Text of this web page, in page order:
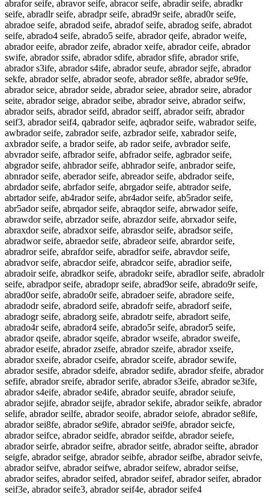
abrafor seife, abravor seife, abracor seife, abradir seife, abradkr
seife, abradlr seife, abradpr seife, abrad9r seife, abrad0r seife,
abradoe seife, abradod seife, abradof seife, abradog seife, abradot
seife, abrado4 seife, abrado5 seife, abrador qeife, abrador weife,
abrador eeife, abrador zeife, abrador xeife, abrador ceife, abrador
swife, abrador ssife, abrador sdife, abrador sfife, abrador srife,
abrador s3ife, abrador s4ife, abrador seufe, abrador sejfe, abrador
sekfe, abrador selfe, abrador seofe, abrador se8fe, abrador se9fe,
abrador seice, abrador seide, abrador seiee, abrador seire, abrador
seite, abrador seige, abrador seibe, abrador seive, abrador seifw,
abrador seifs, abrador seifd, abrador seiff, abrador seifr, abrador
seif3, abrador seif4, qabrador seife, aqbrador seife, wabrador seife,
awbrador seife, zabrador seife, azbrador seife, xabrador seife,
axbrador seife, a brador seife, ab rador seife, avbrador seife,
abvrador seife, afbrador seife, abfrador seife, agbrador seife,
abgrador seife, ahbrador seife, abhrador seife, anbrador seife,
abnrador seife, aberador seife, abreador seife, abdrador seife,
abrdador seife, abrfador seife, abrgador seife, abtrador seife,
abrtador seife, ab4rador seife, abr4ador seife, ab5rador seife,
abr5ador seife, abrqador seife, abraqdor seife, abrwador seife,
abrawdor seife, abrzador seife, abrazdor seife, abrxador seife,
abraxdor seife, abradxor seife, abrasdor seife, abradsor seife,
abradwor seife, abraedor seife, abradeor seife, abrardor seife,
abradror seife, abrafdor seife, abradfor seife, abravdor seife,
abradvor seife, abracdor seife, abradcor seife, abradior seife,
abradoir seife, abradkor seife, abradokr seife, abradlor seife, abradolr
seife, abradpor seife, abradopr seife, abrad9or seife, abrado9r seife,
abrad0or seife, abrado0r seife, abradoer seife, abradore seife,
abradodr seife, abradord seife, abradofr seife, abradorf seife,
abradogr seife, abradorg seife, abradotr seife, abradort seife,
abrado4r seife, abrador4 seife, abrado5r seife, abrador5 seife,
abrador qseife, abrador sqeife, abrador wseife, abrador sweife,
abrador eseife, abrador zseife, abrador szeife, abrador xseife,
abrador sxeife, abrador cseife, abrador sceife, abrador sewife,
abrador sesife, abrador sdeife, abrador sedife, abrador sfeife, abrador
sefife, abrador sreife, abrador serife, abrador s3eife, abrador se3ife,
abrador s4eife, abrador se4ife, abrador seuife, abrador seiufe,
abrador sejife, abrador seijfe, abrador sekife, abrador seikfe, abrador
selife, abrador seilfe, abrador seoife, abrador seiofe, abrador se8ife,
abrador sei8fe, abrador se9ife, abrador sei9fe, abrador seicfe,
abrador seifce, abrador seidfe, abrador seifde, abrador seiefe,
abrador seirfe, abrador seifre, abrador seitfe, abrador seifte, abrador
seigfe, abrador seifge, abrador seibfe, abrador seifbe, abrador seivfe,
abrador seifve, abrador seifwe, abrador seifew, abrador seifse,
abrador seifes, abrador seifed, abrador seifef, abrador seifer, abrador
seif3e, abrador seife3, abrador seif4e, abrador seife4